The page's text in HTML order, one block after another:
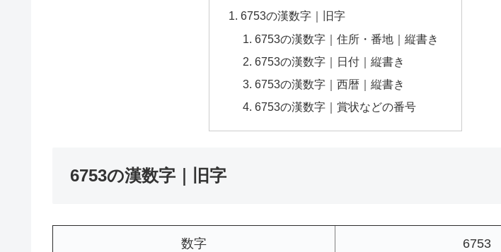
6753の漢数字｜旧字
6753の漢数字｜住所・番地｜縦書き
6753の漢数字｜日付｜縦書き
6753の漢数字｜西暦｜縦書き
6753の漢数字｜賞状などの番号
6753の漢数字｜旧字
数字 6753